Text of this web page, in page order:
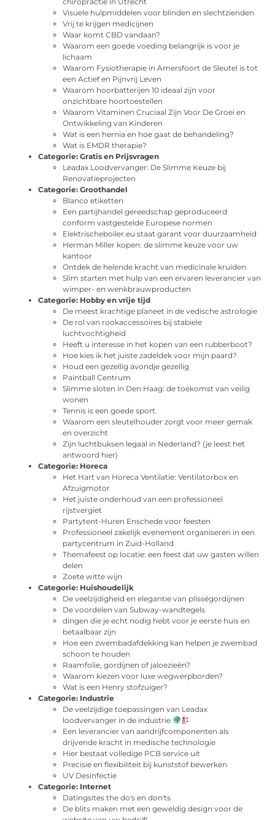
Visuele hulpmiddelen voor blinden en slechtzienden
Vrij te krijgen medicijnen
Waar komt CBD vandaan?
Waarom een goede voeding belangrijk is voor je
lichaam
Waarom Fysiotherapie in Amersfoort de Sleutel is tot
een Actief en Pijnvrij Leven
Waarom hoorbatterijen 10 ideaal zijn voor
onzichtbare hoortoestellen
Waarom Vitaminen Cruciaal Zijn Voor De Groei en
Ontwikkeling van Kinderen
Wat is een hernia en hoe gaat de behandeling?
Wat is EMDR therapie?
Categorie: Gratis en Prijsvragen
Leadax Loodvervanger: De Slimme Keuze bij
Renovatieprojecten
Categorie: Groothandel
Blanco etiketten
Een partijhandel gereedschap geproduceerd
conform vastgestelde Europese normen
Elektrischeboiler.eu staat garant voor duurzaamheid
Herman Miller kopen: de slimme keuze voor uw
kantoor
Ontdek de helende kracht van medicinale kruiden
Slim starten met hulp van een ervaren leverancier van
wimper- en wenkbrauwproducten
Categorie: Hobby en vrije tijd
De meest krachtige planeet in de vedische astrologie
De rol van rookaccessoires bij stabiele
luchtvochtigheid
Heeft u interesse in het kopen van een rubberboot?
Hoe kies ik het juiste zadeldek voor mijn paard?
Houd een gezellig avondje gezellig
Paintball Centrum
Slimme sloten in Den Haag: de toekomst van veilig
wonen
Tennis is een goede sport.
Waarom een sleutelhouder zorgt voor meer gemak
en overzicht
Zijn luchtbuksen legaal in Nederland? (je leest het
antwoord hier)
Categorie: Horeca
Het Hart van Horeca Ventilatie: Ventilatorbox en
Afzuigmotor
Het juiste onderhoud van een professioneel
rijstvergiet
Partytent-Huren Enschede voor feesten
Professioneel zakelijk evenement organiseren in een
partycentrum in Zuid-Holland
Themafeest op locatie: een feest dat uw gasten willen
delen
Zoete witte wijn
Categorie: Huishoudelijk
De veelzijdigheid en elegantie van plisségordijnen
De voordelen van Subway-wandtegels
dingen die je echt nodig hebt voor je eerste huis en
betaalbaar zijn
Hoe een zwembadafdekking kan helpen je zwembad
schoon te houden
Raamfolie, gordijnen of jaloezieën?
Waarom kiezen voor luxe wegwerpborden?
Wat is een Henry stofzuiger?
Categorie: Industrie
De veelzijdige toepassingen van Leadax
loodvervanger in de industrie
Een leverancier van aandrijfcomponenten als
drijvende kracht in medische technologie
Hier bestaat volledige PCB service uit
Precisie en flexibiliteit bij kunststof bewerken
UV Desinfectie
Categorie: Internet
Datingsites the do's en don'ts
De blits maken met een geweldig design voor de